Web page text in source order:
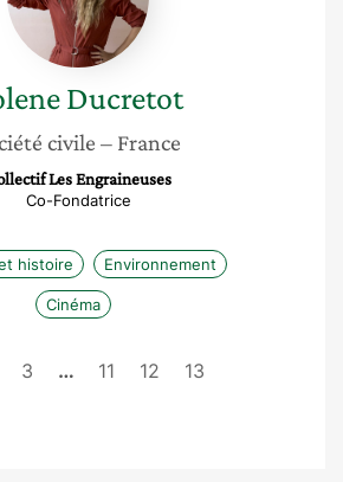
Ducretot
civile – France
Les Engraineuses
Co-Fondatrice
histoire Environnement
Cinéma
3 … 11 12 13